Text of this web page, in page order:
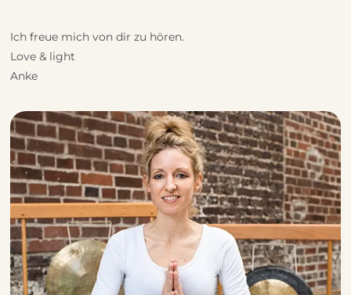
Ich freue mich von dir zu hören.
Love & light
Anke